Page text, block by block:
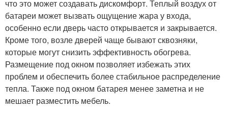
что это может создавать дискомфорт. Теплый воздух от
батареи может вызвать ощущение жара у входа,
особенно если дверь часто открывается и закрывается.
Кроме того, возле дверей чаще бывают сквозняки,
которые могут снизить эффективность обогрева.
Размещение под окном позволяет избежать этих
проблем и обеспечить более стабильное распределение
тепла. Также под окном батарея менее заметна и не
мешает разместить мебель.